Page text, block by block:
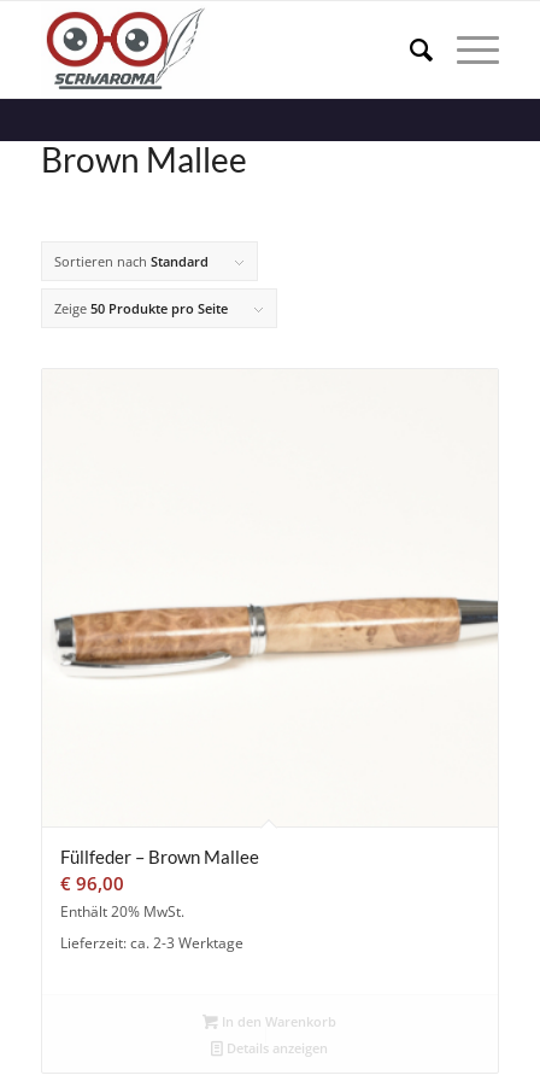
Brown Mallee
Sortieren nach Standard
Zeige 50 Produkte pro Seite
Füllfeder – Brown Mallee
€96,00
Enthält 20% MwSt.
Lieferzeit: ca. 2-3 Werktage
In den Warenkorb
Details anzeigen